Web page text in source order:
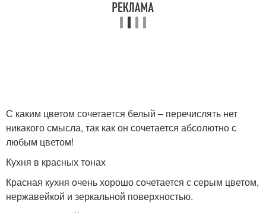
С каким цветом сочетается белый – перечислять нет
никакого смысла, так как он сочетается абсолютно с
любым цветом!
Кухня в красных тонах
Красная кухня очень хорошо сочетается с серым цветом,
нержавейкой и зеркальной поверхностью.